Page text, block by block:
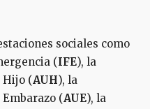
sociales como
(IFE), la
Hijo (AUH), la
(AUE), la